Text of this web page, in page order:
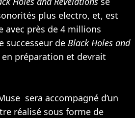
plus electro, et, est
avec près de 4 millions
successeur de Black Holes and
en préparation et devrait
sera accompagné d’un
réalisé sous forme de